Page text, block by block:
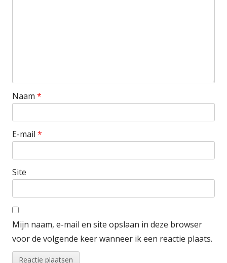
Naam *
E-mail *
Site
Mijn naam, e-mail en site opslaan in deze browser
voor de volgende keer wanneer ik een reactie plaats.